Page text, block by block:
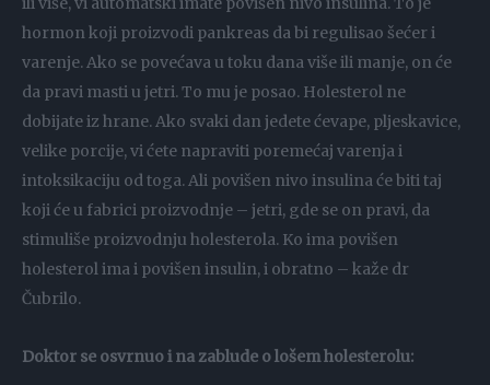
hormon koji proizvodi pankreas da bi regulisao šećer i
varenje. Ako se povećava u toku dana više ili manje, on će
da pravi masti u jetri. To mu je posao. Holesterol ne
dobijate iz hrane. Ako svaki dan jedete ćevape, pljeskavice,
velike porcije, vi ćete napraviti poremećaj varenja i
intoksikaciju od toga. Ali povišen nivo insulina će biti taj
koji će u fabrici proizvodnje – jetri, gde se on pravi, da
stimuliše proizvodnju holesterola. Ko ima povišen
holesterol ima i povišen insulin, i obratno – kaže dr
Čubrilo.
Doktor se osvrnuo i na zablude o lošem holesterolu: